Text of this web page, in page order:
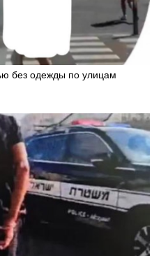
без одежды по улицам